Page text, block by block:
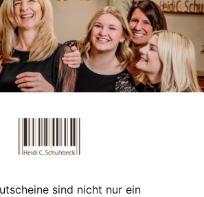
sind nicht nur ein